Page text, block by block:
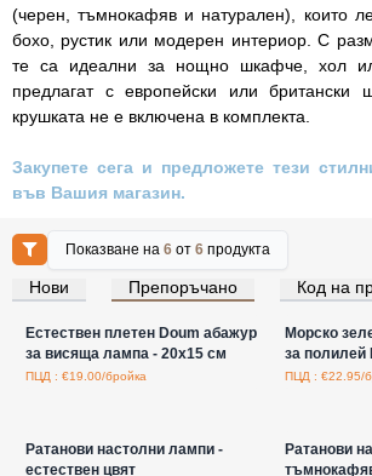
(черен, тъмнокафяв и натурален), които
бохо, рустик или модерен интериор. С
те са идеални за нощно шкафче, хол
предлагат с европейски или британски
крушката не е включена в комплекта.
Закупете сега и предложете тези
във Вашия магазин.
Показване на6 от6 продукта
Нови Препоръчано Код на
Влезте за цени на едро
Естествен плетен Doum абажур
за висяща лампа - 20x15 см
ПЦД : €19.00/бройка
Влезте
Морско
за полилей
ПЦД : €22.95/
Ратанови настолни лампи -
естествен цвят
Ратанови